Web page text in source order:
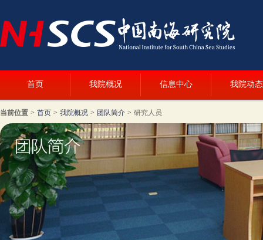
首页 我院概况 信息中心 我院动态
当前位置 > 首页 > 我院概况 > 团队简介 > 研究人员